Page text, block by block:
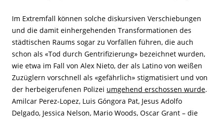
Im Extremfall können solche diskursiven Verschiebungen
und die damit einhergehenden Transformationen des
städtischen Raums sogar zu Vorfällen führen, die auch
schon als «Tod durch Gentrifizierung» bezeichnet wurden,
wie etwa im Fall von Alex Nieto, der als Latino von weißen
Zuzüglern vorschnell als «gefährlich» stigmatisiert und von
der herbeigerufenen Polizei umgehend erschossen wurde.
Amilcar Perez-Lopez, Luis Góngora Pat, Jesus Adolfo
Delgado, Jessica Nelson, Mario Woods, Oscar Grant – die